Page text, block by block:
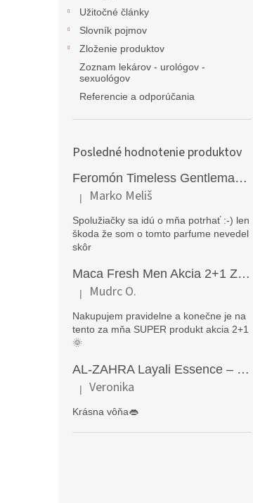
Užitočné články
Slovník pojmov
Zloženie produktov
Zoznam lekárov - urológov -
sexuológov
Referencie a odporúčania
Posledné hodnotenie produktov
Feromón Timeless Gentleman silný feromónový parfém pre mužov - 50ml
Hodnotenie produktu je 5 z 5 hviezdičiek.
| Marko Meliš
Spolužiačky sa idú o mňa potrhať :-) len
škoda že som o tomto parfume nevedel
skôr
Maca Fresh Men Akcia 2+1 ZDARMA (270kapsúl )
Hodnotenie produktu je 5 z 5 hviezdičiek.
| Mudrc O.
Nakupujem pravidelne a konečne je na
tento za mňa SUPER produkt akcia 2+1
🌞
AL-ZAHRA Layali Essence – zmyselný arabský parfém pre ženy s originálnymi orientálnymi tónmi v luxusnom dubajskom štýle (50 ml)
Hodnotenie produktu je 5 z 5 hviezdičiek.
| Veronika
Krásna vôňa👄